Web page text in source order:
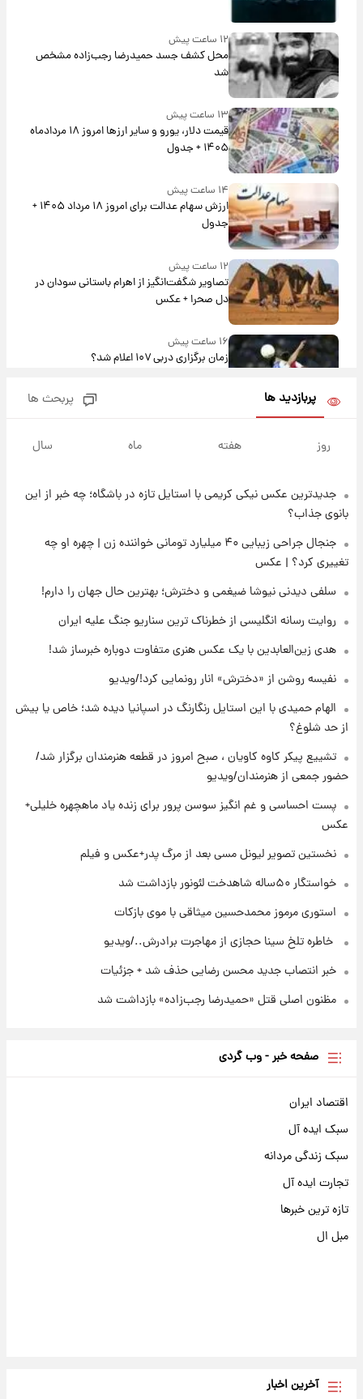
۱۲ ساعت پیش
محل کشف جسد حمیدرضا رجب‌زاده مشخص
شد
۱۳ ساعت پیش
قیمت دلار، یورو و سایر ارزها امروز ۱۸ مردادماه
۱۴۰۵ + جدول
۱۴ ساعت پیش
ارزش سهام عدالت برای امروز ۱۸ مرداد ۱۴۰۵ +
جدول
۱۲ ساعت پیش
تصاویر شگفت‌انگیز از اهرام باستانی سودان در
دل صحرا + عکس
۱۶ ساعت پیش
زمان برگزاری دربی ۱۰۷ اعلام شد؟
جزئیات
۱۷ ساعت پیش
آتش‌سوزی در لوناپارک شیراز؛ آخرین وضعیت
خزندگان خطرناک پس از حادثه
۲۲ ساعت پیش
خواستگار ۵۰ساله شاهدخت لئونور بازداشت شد
پدر+عکس و فیلم
۲۳ ساعت پیش
استوری مرموز محمدحسین میثاقی با موی
پربازدید ها پربحث ها
روز هفته ماه سال
جدیدترین عکس نیکی کریمی با استایل تازه در باشگاه؛ چه خبر از این
بانوی جذاب؟
جنجال جراحی زیبایی ۴۰ میلیارد تومانی خواننده زن | چهره او چه
تغییری کرد؟ | عکس
سلفی دیدنی نیوشا ضیغمی و دخترش؛ بهترین حال جهان را دارم!
روایت رسانه انگلیسی از خطرناک ترین سناریو جنگ علیه ایران
هدی زین‌العابدین با یک عکس هنری متفاوت دوباره خبرساز شد!
نفیسه روشن از «دخترش» انار رونمایی کرد!/ویدیو
الهام حمیدی با این استایل رنگارنگ در اسپانیا دیده شد؛ خاص یا بیش
از حد شلوغ؟
تشییع پیکر کاوه کاویان ، صبح امروز در قطعه هنرمندان برگزار شد/
حضور جمعی از هنرمندان/ویدیو
پست احساسی و غم انگیز سوسن پرور برای زنده یاد ماهچهره خلیلی+
عکس
نخستین تصویر لیونل مسی بعد از مرگ پدر+عکس و فیلم
خواستگار ۵۰ساله شاهدخت لئونور بازداشت شد
استوری مرموز محمدحسین میثاقی با موی بازکات
⁨ خاطره تلخ سینا حجازی از مهاجرت برادرش../ویدیو
خبر انتصاب جدید محسن رضایی حذف شد + جزئیات
مظنون اصلی قتل «حمیدرضا رجب‌زاده» بازداشت شد
صفحه خبر - وب گردی
اقتصاد ایران
سبک ایده آل
سبک زندگی مردانه
تجارت ایده آل
تازه ترین خبرها
مبل ال
آخرین اخبار